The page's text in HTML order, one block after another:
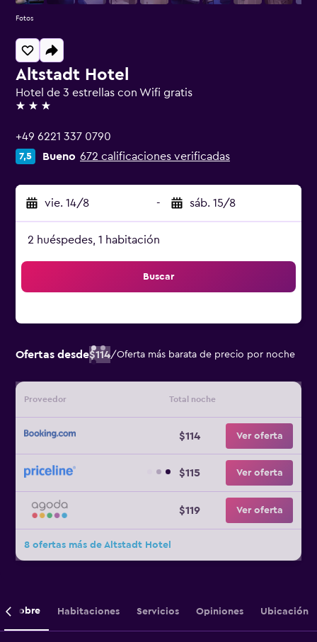
Altstadt Hotel
Hotel de 3 estrellas con Wifi gratis
3 estrellas
+49 6221 337 0790
7,5 Bueno 672 calificaciones verificadas
vie. 14/8 - sáb. 15/8
2 huéspedes, 1 habitación
Buscar
Ofertas desde$114/Oferta más barata de precio por noche
Proveedor Total noche
$114 Ver oferta
$115 Ver oferta
$119 Ver oferta
8 ofertas más de Altstadt Hotel
Fotos
Sobre Habitaciones Servicios Opiniones Ubicación